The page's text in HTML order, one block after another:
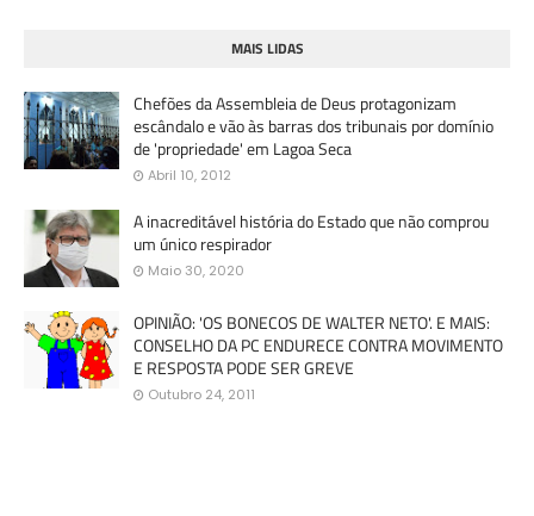
MAIS LIDAS
Chefões da Assembleia de Deus protagonizam
escândalo e vão às barras dos tribunais por domínio
de 'propriedade' em Lagoa Seca
Abril 10, 2012
A inacreditável história do Estado que não comprou
um único respirador
Maio 30, 2020
OPINIÃO: 'OS BONECOS DE WALTER NETO'. E MAIS:
CONSELHO DA PC ENDURECE CONTRA MOVIMENTO
E RESPOSTA PODE SER GREVE
Outubro 24, 2011